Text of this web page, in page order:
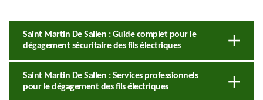
Saint Martin De Sallen : Guide complet pour le
dégagement sécuritaire des fils électriques
Saint Martin De Sallen : Services professionnels
pour le dégagement des fils électriques